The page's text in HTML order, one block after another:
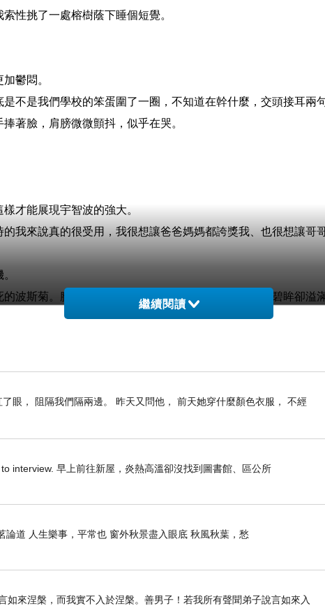
性挑了一處榕樹蔭下睡個短覺。
鬱悶。
不是我們學校的笨蛋圍了一圈，不知道在幹什麼，交頭接耳兩
著臉，肩膀微微顫抖，似乎在哭。
才能展現宇智波的強大。
我來說真的很受用，我很想讓爸爸媽媽都誇獎我、也很想讓哥
波斯菊。臉上有許多擦痕，衣服也皺巴巴的，但一雙碧眸卻溢滿
的，揍完人就跑，還真有點好笑。
的力量和勇氣。
黑暗。
繼續閱讀
眼， 阻隔我們隔兩邊。 昨天又問他， 前天她穿什麼顏色衣服， 不經
interview. 早上前往新屋，炎熱高溫卻沒找到圖書館、區公所
道 人生樂事，平常也 窗外秋景盡入眼底 秋風秋葉，愁
來涅槃，而我實不入於涅槃。善男子！若我所有聲聞弟子說言如來入